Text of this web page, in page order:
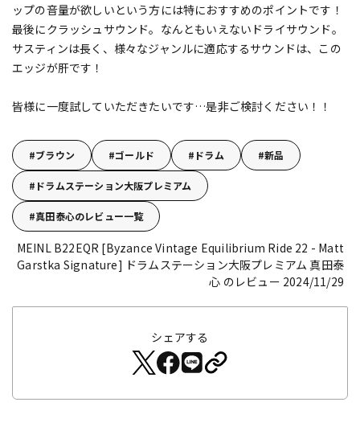
ップの音量が欲しいという方には特におすすめのポイントです！
最後にクラッシュサウンド。なんともいえないドライサウンド。
サスティンは長く、様々なジャンルに適応するサウンドは、この
エッジが肝です！
皆様に一度試していただきたいです…是非ご検討ください！！
ブラウン ゴールド ドラム 新品
ドラムステーション大阪プレミアム
真田泰心のレビュー一覧
MEINL B22EQR [Byzance Vintage Equilibrium Ride 22 - Matt
Garstka Signature] ドラムステーション大阪プレミアム 真田泰
心 のレビュー 2024/11/29
シェアする